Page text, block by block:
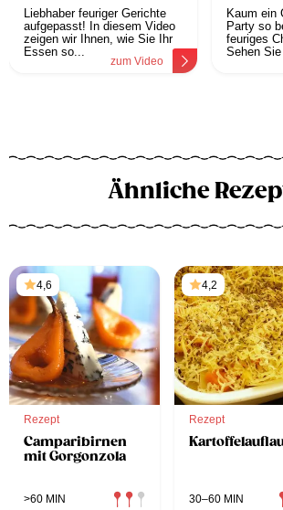
Liebhaber feuriger Gerichte
aufgepasst! In diesem Video
zeigen wir Ihnen, wie Sie Ihr
Essen so...
zum Video
Kaum ein
Party so
feuriges
Sehen
Ähnliche
4,6
Rezept
Camparibirnen
mit Gorgonzola
>60 MIN
4,2
Rezept
30–60 MIN